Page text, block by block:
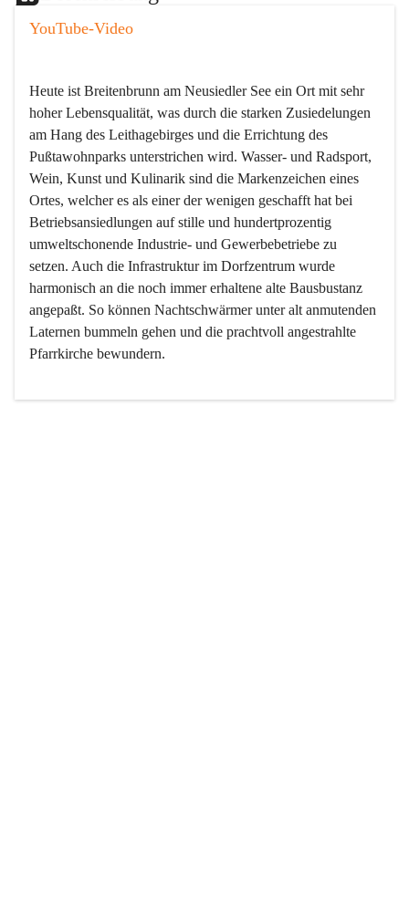
YouTube-Video
Heute ist Breitenbrunn am Neusiedler See ein Ort mit sehr
hoher Lebensqualität, was durch die starken Zusiedelungen
am Hang des Leithagebirges und die Errichtung des
Pußtawohnparks unterstrichen wird. Wasser- und Radsport,
Wein, Kunst und Kulinarik sind die Markenzeichen eines
Ortes, welcher es als einer der wenigen geschafft hat bei
Betriebsansiedlungen auf stille und hundertprozentig
umweltschonende Industrie- und Gewerbebetriebe zu
setzen. Auch die Infrastruktur im Dorfzentrum wurde
harmonisch an die noch immer erhaltene alte Bausbustanz
angepaßt. So können Nachtschwärmer unter alt anmutenden
Laternen bummeln gehen und die prachtvoll angestrahlte
Pfarrkirche bewundern.
Der Weinbau dominert heute nicht mehr, ist aber integrativer